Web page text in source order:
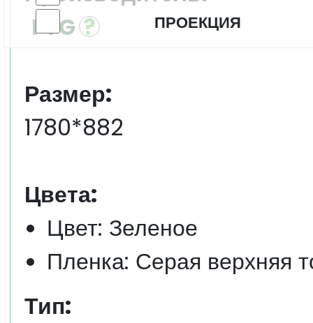
ПРОЕКЦИЯ
FYG
Размер:
1780*882
Цвета:
Цвет: Зеленое
Пленка: Серая верхняя
Тип: